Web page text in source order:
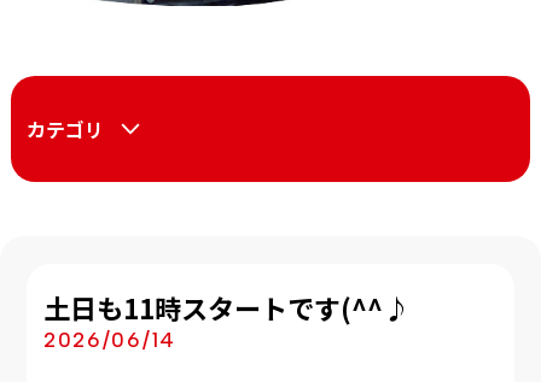
カテゴリ
土日も11時スタートです(^^♪
2026/06/14